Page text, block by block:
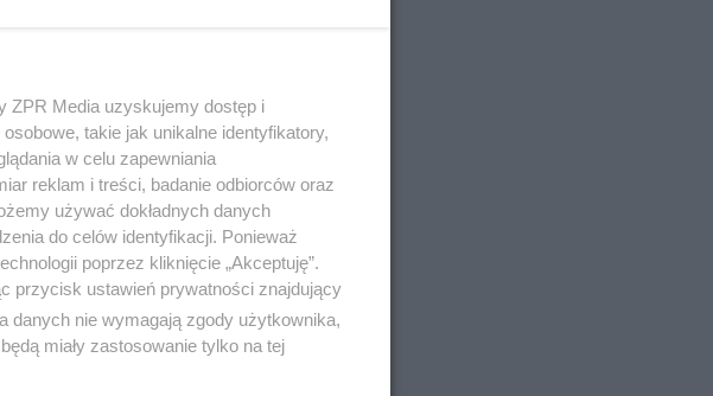
ZPR Media uzyskujemy dostęp i
takie jak unikalne identyfikatory,
w celu zapewniania
reklam i treści, badanie odbiorców oraz
używać dokładnych danych
do celów identyfikacji. Ponieważ
poprzez kliknięcie „Akceptuję”.
przycisk ustawień prywatności znajdujący
danych nie wymagają zgody użytkownika,
miały zastosowanie tylko na tej